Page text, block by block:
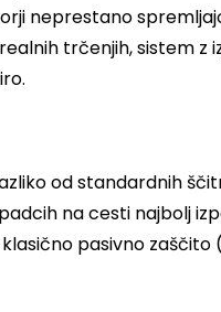
neprestano
trčenjih, sistem
od standardnih
na cesti najbolj
pasivno zaščito